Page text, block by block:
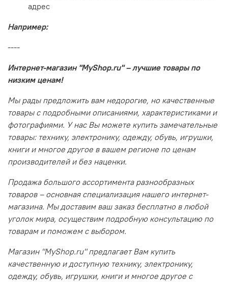
адрес
Например:
----
Интернет-магазин "MyShop.ru" – лучшие товары по
низким ценам!
Мы рады предложить вам недорогие, но качественные
товары с подробными описаниями, характеристиками и
фотографиями. У нас Вы можете купить замечательные
товары: технику, электронику, одежду, обувь, игрушки,
книги и многое другое в вашем регионе по ценам
производителей и без наценки.
Продажа большого ассортимента разнообразных
товаров – основная специализация нашего интернет-
магазина. Мы доставим ваш заказ бесплатно в любой
уголок мира, осуществим подробную консультацию по
товарам и поможем с выбором.
Магазин "MyShop.ru" предлагает Вам купить
качественную и доступную технику, электронику,
одежду, обувь, игрушки, книги и многое другое с